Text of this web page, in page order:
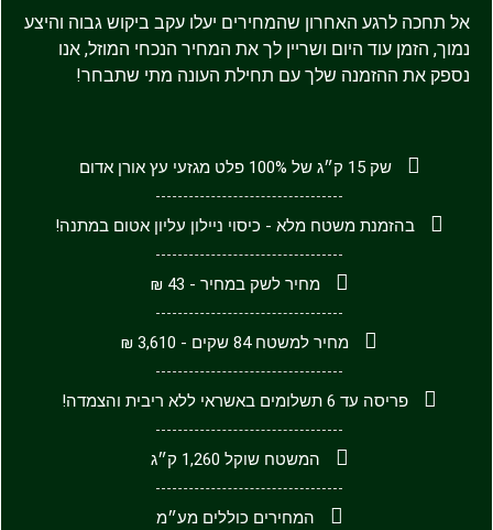
אל תחכה לרגע האחרון שהמחירים יעלו עקב ביקוש גבוה והיצע
נמוך, הזמן עוד היום ושריין לך את המחיר הנכחי המוזל, אנו
נספק את ההזמנה שלך עם תחילת העונה מתי שתבחר!
שק 15 ק״ג של 100% פלט מגזעי עץ אורן אדום
בהזמנת משטח מלא - כיסוי ניילון עליון אטום במתנה!
מחיר לשק במחיר - 43 ₪
מחיר למשטח 84 שקים - 3,610 ₪
פריסה עד 6 תשלומים באשראי ללא ריבית והצמדה!
המשטח שוקל 1,260 ק״ג
המחירים כוללים מע״מ